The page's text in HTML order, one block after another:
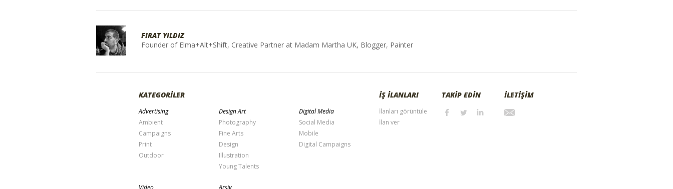
FIRAT YILDIZ
Founder of Elma+Alt+Shift, Creative Partner at Madam Martha UK, Blogger, Painter
KATEGORİLER
Advertising
Ambient
Campaigns
Print
Outdoor
Design Art
Photography
Fine Arts
Design
Illustration
Young Talents
Digital Media
Social Media
Mobile
Digital Campaigns
Video Arşiv
İŞ İLANLARI
İlanları görüntüle
İlan ver
TAKİP EDİN İLETİŞİM